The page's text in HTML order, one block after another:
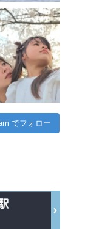
でフォロー